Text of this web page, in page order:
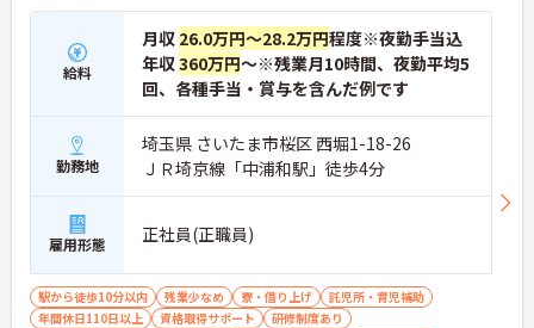
給料
月収 26.0万円～28.2万円程度※夜勤手当込
年収360万円～※残業月10時間、夜勤平均5
回、各種手当・賞与を含んだ例です
勤務地
埼玉県 さいたま市桜区 西堀1-18-26
ＪＲ埼京線「中浦和駅」徒歩4分
雇用形態 正社員(正職員)
駅から徒歩10分以内 残業少なめ 寮・借り上げ
託児所・育児補助
年間休日110日以上
資格取得サポート
研修制度あり